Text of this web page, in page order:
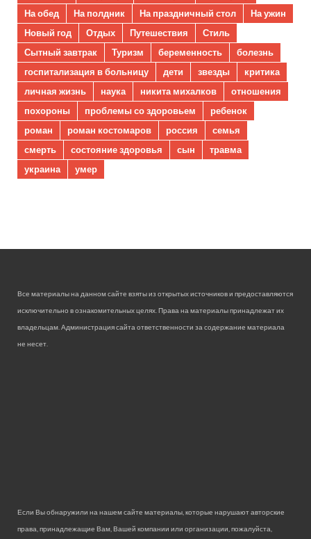
На обед
На полдник На праздничный стол
На ужин
Новый год
Отдых Путешествия
Стиль
Сытный завтрак
Туризм беременность
болезнь
госпитализация в больницу
дети звезды
критика
личная жизнь
наука никита михалков
отношения
похороны
проблемы со здоровьем
ребенок
роман
роман костомаров россия
семья
смерть
состояние здоровья сын
травма
украина
умер
Все материалы на данном сайте взяты из открытых источников и предоставляются
исключительно в ознакомительных целях. Права на материалы принадлежат их
владельцам. Администрация сайта ответственности за содержание материала
не несет.
Если Вы обнаружили на нашем сайте материалы, которые нарушают авторские
права, принадлежащие Вам, Вашей компании или организации, пожалуйста,